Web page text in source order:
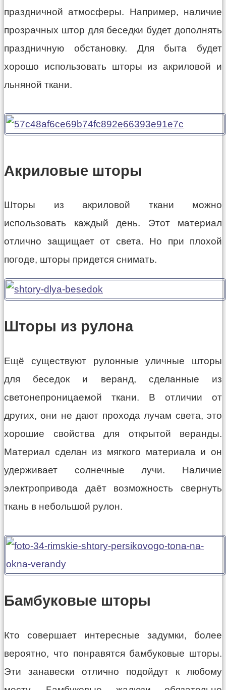
праздничной атмосферы. Например, наличие
прозрачных штор для беседки будет дополнять
праздничную обстановку. Для быта будет
хорошо использовать шторы из акриловой и
льняной ткани.
Акриловые шторы
Шторы из акриловой ткани можно
использовать каждый день. Этот материал
отлично защищает от света. Но при плохой
погоде, шторы придется снимать.
Шторы из рулона
Ещё существуют рулонные уличные шторы
для беседок и веранд, сделанные из
светонепроницаемой ткани. В отличии от
других, они не дают прохода лучам света, это
хорошие свойства для открытой веранды.
Материал сделан из мягкого материала и он
удерживает солнечные лучи. Наличие
электропривода даёт возможность свернуть
ткань в небольшой рулон.
Бамбуковые шторы
Кто совершает интересные задумки, более
вероятно, что понравятся бамбуковые шторы.
Эти занавески отлично подойдут к любому